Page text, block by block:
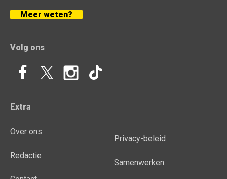
Meer weten?
Volg ons
Extra
Over ons
Redactie
Privacy-beleid
Samenwerken